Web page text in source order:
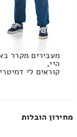
מעבירים מקרר
היי,
קוראים לי
מחירון הובלות